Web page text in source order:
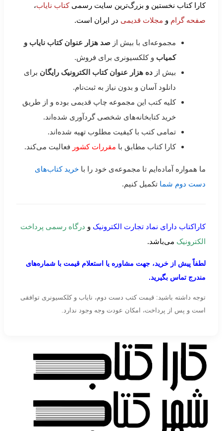
کارا کتاب نخستین و بزرگ‌ترین سایت رسمیکتاب نایاب،
صفحه گرام و مجلات قدیمی در ایران است.
مجموعه‌ای با بیش از صد هزار عنوان کتاب نایاب و
کمیاب و کلکسیونری برای فروش.
بیش از ده هزار عنوان کتاب الکترونیک رایگان برای
دانلود آسان و بدون نیاز به ثبت‌نام.
کلیه کتب این مجموعه چاپ قدیمی بوده و از طریق
خرید کتابخانه‌های شخصی گردآوری شده‌اند.
تمامی کتب با کیفیت مطلوب تهیه شده‌اند.
کارا کتاب مطابق با مقررات کشور فعالیت می‌کند.
ما همواره آماده‌ایم تا مجموعه‌ی خود را با خرید کتاب‌های
دست دوم شما تکمیل کنیم.
کاراکتاب دارای نماد تجارت الکترونیک و درگاه رسمی پرداخت
الکترونیک می‌باشد.
لطفاً پیش از خرید، جهت مشاوره یا استعلام قیمت با شماره‌های
مندرج تماس بگیرید.
توجه داشته باشید: قیمت کتب دست دوم، نایاب و کلکسیونری توافقی
است و پس از پرداخت، امکان عودت وجه وجود ندارد.